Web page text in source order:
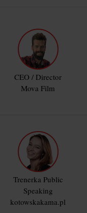
CEO / Director
Mova Film
Trenerka Public
Speaking
kotowskakama.pl